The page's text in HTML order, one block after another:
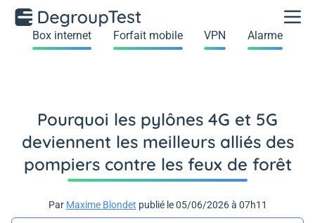
Box internet Forfait mobile VPN Alarme
Pourquoi les pylônes 4G et 5G
deviennent les meilleurs alliés des
pompiers contre les feux de forêt
Par Maxime Blondet publié le 05/06/2026 à 07h11